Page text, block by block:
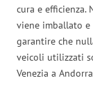
cura e efficienza.
viene imballato
garantire che
veicoli utilizzati
Venezia a